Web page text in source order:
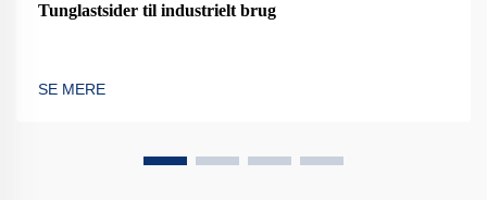
Tunglastsider til industrielt brug
SE MERE